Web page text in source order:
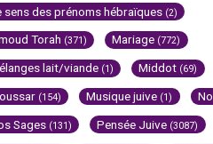
sens des prénoms hébraïques (2)
Torah (371) Mariage (772)
lait/viande (1) Middot (69)
(154) Musique juive (1)
Sages (131) Pensée Juive (3087)